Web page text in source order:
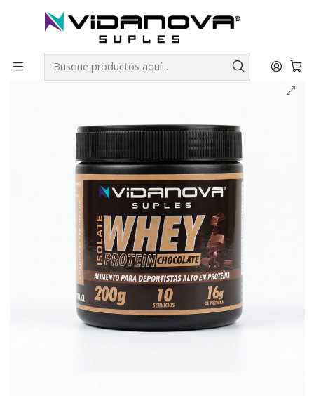
Productos Vidanova® Suples Proteínas
Proteína Whey Isolada 200gr - Chocolate